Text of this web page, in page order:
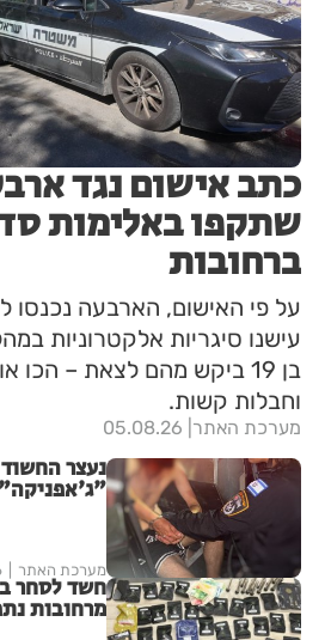
כתב אישום נגד
שתקפו באלימות
ברחובות
על פי האישום, הארבעה נכנסו
עישנו סיגריות אלקטרוניות
בן 19 ביקש מהם לצאת – הכו
וחבלות קשות.
מערכת האתר 05.08.26
נעצר
מערכת האתר
חשד לסחר